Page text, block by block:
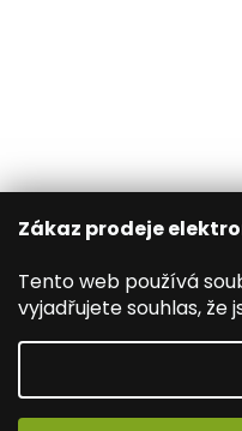
Zákaz prodeje
Tento web používá
vyjadřujete souhlas, že